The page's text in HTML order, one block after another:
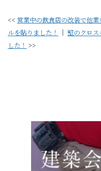
<< 営業中の飲食店の改装で他
ルを貼りました！
｜ 壁のクロ
した！ >>